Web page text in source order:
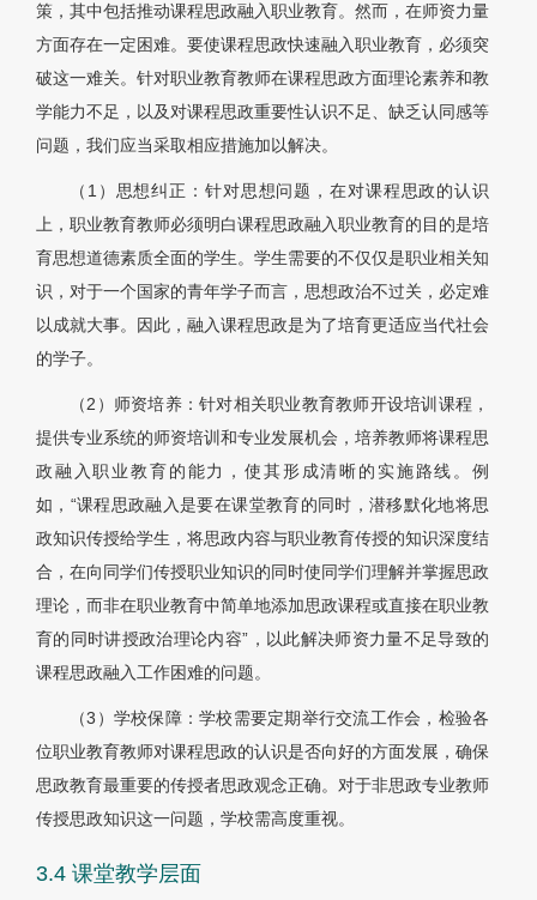
策，其中包括推动课程思政融入职业教育。然而，在师资力量
方面存在一定困难。要使课程思政快速融入职业教育，必须突
破这一难关。针对职业教育教师在课程思政方面理论素养和教
学能力不足，以及对课程思政重要性认识不足、缺乏认同感等
问题，我们应当采取相应措施加以解决。
（1）思想纠正：针对思想问题，在对课程思政的认识
上，职业教育教师必须明白课程思政融入职业教育的目的是培
育思想道德素质全面的学生。学生需要的不仅仅是职业相关知
识，对于一个国家的青年学子而言，思想政治不过关，必定难
以成就大事。因此，融入课程思政是为了培育更适应当代社会
的学子。
（2）师资培养：针对相关职业教育教师开设培训课程，
提供专业系统的师资培训和专业发展机会，培养教师将课程思
政融入职业教育的能力，使其形成清晰的实施路线。例
如，“课程思政融入是要在课堂教育的同时，潜移默化地将思
政知识传授给学生，将思政内容与职业教育传授的知识深度结
合，在向同学们传授职业知识的同时使同学们理解并掌握思政
理论，而非在职业教育中简单地添加思政课程或直接在职业教
育的同时讲授政治理论内容”，以此解决师资力量不足导致的
课程思政融入工作困难的问题。
（3）学校保障：学校需要定期举行交流工作会，检验各
位职业教育教师对课程思政的认识是否向好的方面发展，确保
思政教育最重要的传授者思政观念正确。对于非思政专业教师
传授思政知识这一问题，学校需高度重视。
3.4 课堂教学层面